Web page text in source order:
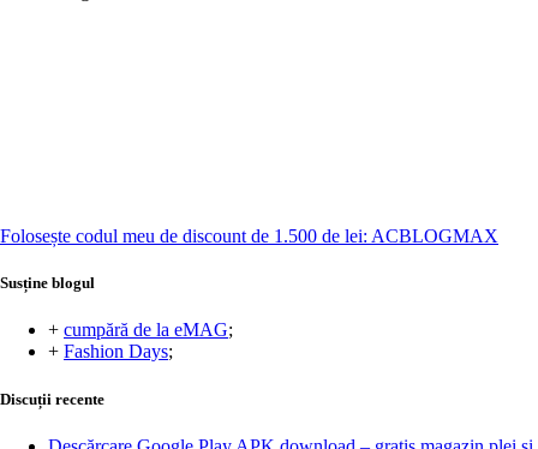
Folosește codul meu de discount de 1.500 de lei: ACBLOGMAX
Susține blogul
+ cumpără de la eMAG;
+ Fashion Days;
Discuții recente